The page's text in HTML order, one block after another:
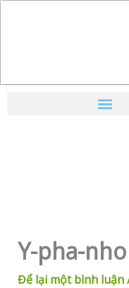
Y-pha-nho
Để lại một bình luận